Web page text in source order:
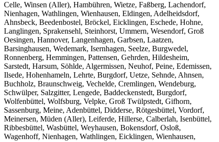
Celle, Winsen (Aller), Hambühren, Wietze, Faßberg, Lachendorf,
Nienhagen, Wathlingen, Wienhausen, Eldingen, Adelheidsdorf,
Ahnsbeck, Beedenbostel, Bröckel, Eicklingen, Eschede, Hohne,
Langlingen, Sprakensehl, Steinhorst, Ummern, Wesendorf, Groß
Oesingen, Hannover, Langenhagen, Garbsen, Laatzen,
Barsinghausen, Wedemark, Isernhagen, Seelze, Burgwedel,
Ronnenberg, Hemmingen, Pattensen, Gehrden, Hildesheim,
Sarstedt, Harsum, Söhlde, Algermissen, Neuhof, Peine, Edemissen,
Ilsede, Hohenhameln, Lehrte, Burgdorf, Uetze, Sehnde, Ahnsen,
Buchholz, Braunschweig, Vechelde, Cremlingen, Wendeburg,
Schwülper, Salzgitter, Lengede, Baddeckenstedt, Burgdorf,
Wolfenbüttel, Wolfsburg, Velpke, Groß Twülpstedt, Gifhorn,
Sassenburg, Meine, Adenbüttel, Didderse, Rötgesbüttel, Vordorf,
Meinersen, Müden (Aller), Leiferde, Hillerse, Calberlah, Isenbüttel,
Ribbesbüttel, Wasbüttel, Weyhausen, Bokensdorf, Osloß,
Wagenhoff, Nienhagen, Wathlingen, Eicklingen, Wienhausen,